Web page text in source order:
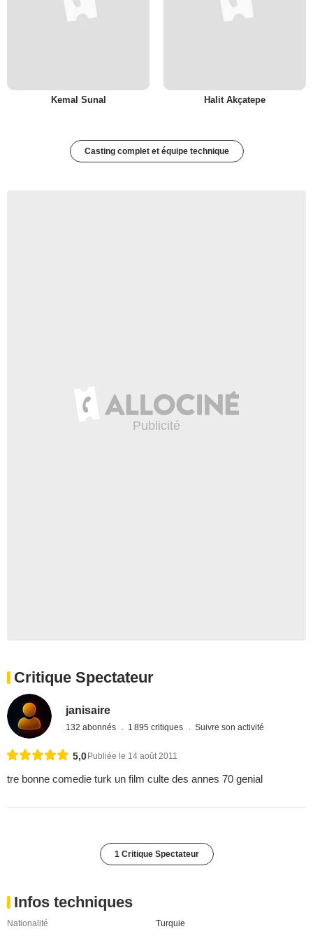
Kemal Sunal Halit Akçatepe
Casting complet et équipe technique
Critique Spectateur
janisaire
132 abonnés 1 895 critiques Suivre son activité
5,0 Publiée le 14 août 2011
tre bonne comedie turk un film culte des annes 70 genial
1 Critique Spectateur
Infos techniques
Nationalité
Turquie